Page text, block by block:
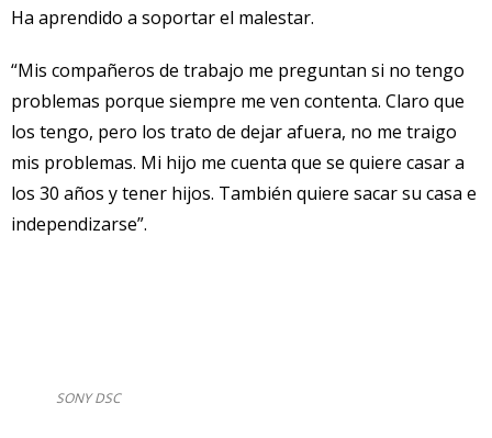
Ha aprendido a soportar el malestar.
“Mis compañeros de trabajo me preguntan si no tengo
problemas porque siempre me ven contenta. Claro que
los tengo, pero los trato de dejar afuera, no me traigo
mis problemas. Mi hijo me cuenta que se quiere casar a
los 30 años y tener hijos. También quiere sacar su casa e
independizarse”.
SONY DSC